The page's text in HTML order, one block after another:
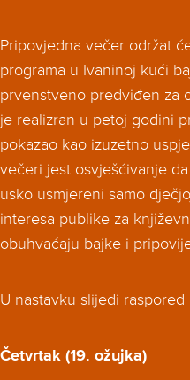
Pripovjedna večer održat
programa u Ivaninoj kući
prvenstveno predviđen za
je realizran u petoj godini
pokazao kao izuzetno
večeri jest osvješćivanje
usko usmjereni samo
interesa publike za
obuhvaćaju bajke i
U nastavku slijedi raspored
Četvrtak (19. ožujka)